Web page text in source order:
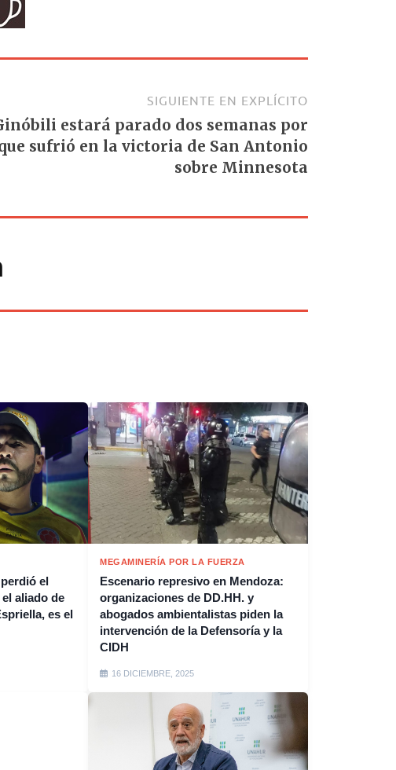
SIGUIENTE EN EXPLÍCITO
estará parado dos semanas por
sufrió en la victoria de San Antonio
sobre Minnesota
el
aliado de
es el
MEGAMINERÍA POR LA FUERZA
Escenario represivo en Mendoza:
organizaciones de DD.HH. y
abogados ambientalistas piden la
intervención de la Defensoría y la
CIDH
16 DICIEMBRE, 2025